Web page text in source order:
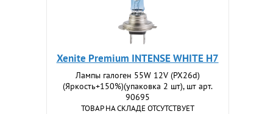
Xenite Premium INTENSE WHITE H7
Лампы галоген 55W 12V (PX26d)
(Яркость+150%)(упаковка 2 шт), шт арт.
90695
ТОВАР НА СКЛАДЕ ОТСУТСТВУЕТ